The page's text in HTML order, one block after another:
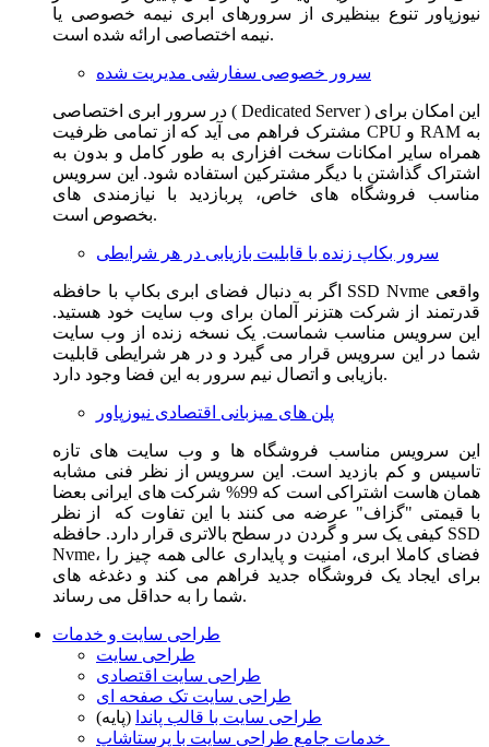
نیوزپاور تنوع بینظیری از سرورهای ابری نیمه خصوصی یا
نیمه اختصاصی ارائه شده است.
سرور خصوصی سفارشی مدیریت شده
در سرور ابری اختصاصی ( Dedicated Server ) این امکان برای
مشترک فراهم می آید که از تمامی ظرفیت CPU و RAM به
همراه سایر امکانات سخت افزاری به طور کامل و بدون به
اشتراک گذاشتن با دیگر مشترکین استفاده شود. این سرویس
مناسب فروشگاه های خاص، پربازدید با نیازمندی های
بخصوص است.
سرور بکاپ زنده با قابلیت بازیابی در هر شرایطی
اگر به دنبال فضای ابری بکاپ با حافظه SSD Nvme واقعی
قدرتمند از شرکت هتزنر آلمان برای وب سایت خود هستید.
این سرویس مناسب شماست. یک نسخه زنده از وب سایت
شما در این سرویس قرار می گیرد و در هر شرایطی قابلیت
بازیابی و اتصال نیم سرور به این فضا وجود دارد.
پلن های میزبانی اقتصادی نیوزپاور
این سرویس مناسب فروشگاه ها و وب سایت های تازه
تاسیس و کم بازدید است. این سرویس از نظر فنی مشابه
همان هاست اشتراکی است که 99% شرکت های ایرانی بعضا
با قیمتی "گزاف" عرضه می کنند با این تفاوت که از نظر
کیفی یک سر و گردن در سطح بالاتری قرار دارد. حافظه SSD
Nvme، فضای کاملا ابری، امنیت و پایداری عالی همه چیز را
برای ایجاد یک فروشگاه جدید فراهم می کند و دغدغه های
شما را به حداقل می رساند.
طراحی سایت و خدمات
طراحی سایت
طراحی سایت اقتصادی
طراحی سایت تک صفحه ای
طراحی سایت با قالب پاندا (پایه)